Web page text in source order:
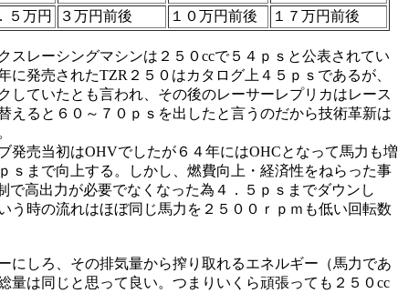
５万円 ３万円前後 １０万円前後 １７万円前後
スレーシングマシンは２５０ccで５４ｐｓと公表されてい
に発売されたTZR２５０はカタログ上４５ｐｓであるが、
していたとも言われ、その後のレーサーレプリカはレース
えると６０～７０ｐｓを出したと言うのだから技術革新は
発売当初はOHVでしたが６４年にはOHCとなって馬力も増
ｓまで向上する。しかし、燃費向上・経済性をねらった事
で高出力が必要でなくなった為４．５ｐｓまでダウンし
う時の流れはほぼ同じ馬力を２５００ｒｐｍも低い回転数
にしろ、その排気量から搾り取れるエネルギー（馬力であ
量は同じと思って良い。つまりいくら頑張っても２５０cc